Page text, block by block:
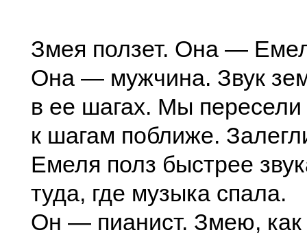
Змея ползет. Она —
Она — мужчина. Звук
в ее шагах. Мы пересели
к шагам поближе.
Емеля полз быстрее
туда, где музыка спала.
Он — пианист. Змею, как